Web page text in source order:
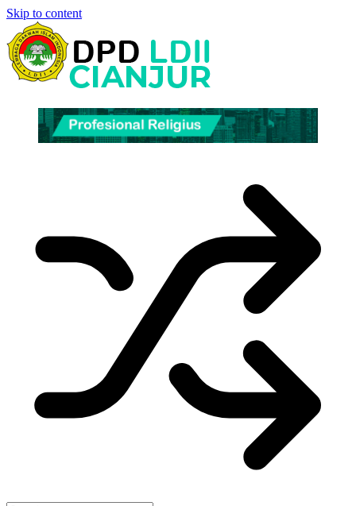
Skip to content